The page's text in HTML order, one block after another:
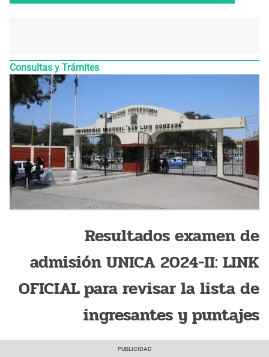
Consultas y Trámites
Resultados examen de
admisión UNICA 2024-II: LINK
OFICIAL para revisar la lista de
ingresantes y puntajes